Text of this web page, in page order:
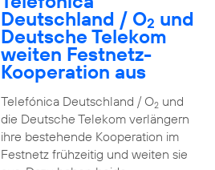
Deutschland / O2 und
Deutsche Telekom
weiten Festnetz-
Kooperation aus
Telefónica Deutschland / O2und
die Deutsche Telekom verlängern
ihre bestehende Kooperation im
Festnetz frühzeitig und weiten sie